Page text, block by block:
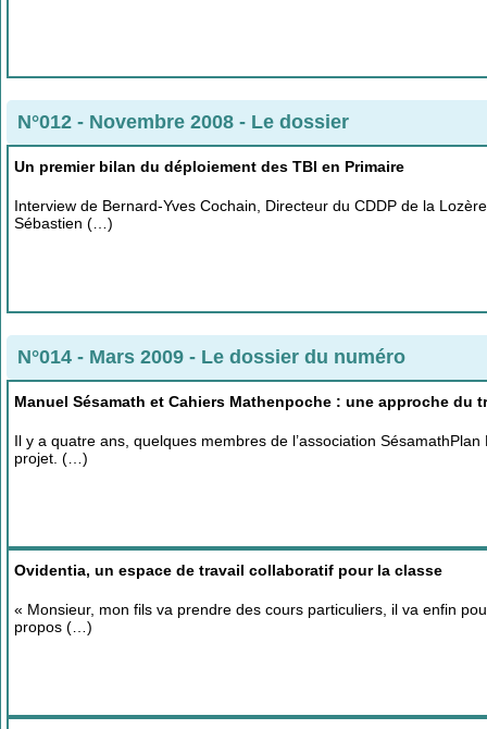
N°012 - Novembre 2008 - Le dossier
Un premier bilan du déploiement des TBI en Primaire
Interview de Bernard-Yves Cochain, Directeur du CDDP de la
Sébastien (…)
N°014 - Mars 2009 - Le dossier du numéro
Manuel Sésamath et Cahiers Mathenpoche : une approche du
Il y a quatre ans, quelques membres de l’association
projet. (…)
Ovidentia, un espace de travail collaboratif pour la classe
« Monsieur, mon fils va prendre des cours particuliers, il va enfin
propos (…)